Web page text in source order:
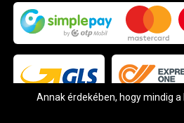
Annak érdekében, hogy mindig